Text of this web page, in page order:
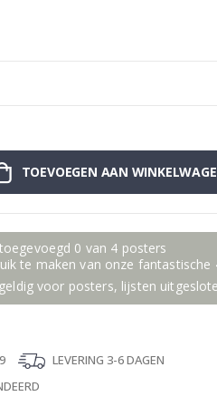
TOEVOEGEN AAN
0 van 4 posters
te maken van onze fantastische
voor posters, lijsten
LEVERING 3-6 DAGEN